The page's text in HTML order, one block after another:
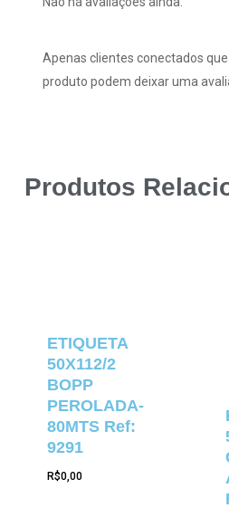
Apenas clientes conectados
produto podem deixar uma
Produtos
ETIQUETA
50X112/2
BOPP
PEROLADA-
80MTS Ref:
9291
R$0,00